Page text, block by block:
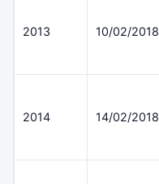
2013 10/02/2018
2014 14/02/2018